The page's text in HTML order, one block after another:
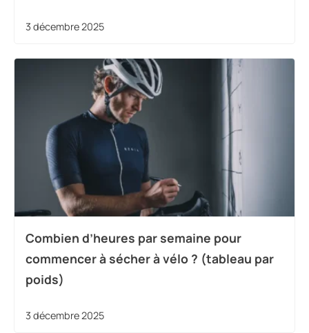
3 décembre 2025
Combien d’heures par semaine pour
commencer à sécher à vélo ? (tableau par
poids)
3 décembre 2025